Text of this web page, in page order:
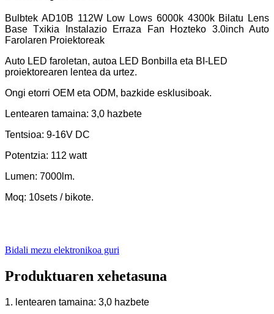
Bulbtek AD10B 112W Low Lows 6000k 4300k Bilatu Lens
Base Txikia Instalazio Erraza Fan Hozteko 3.0inch Auto
Farolaren Proiektoreak
Auto LED faroletan, autoa LED Bonbilla eta BI-LED
proiektorearen lentea da urtez.
Ongi etorri OEM eta ODM, bazkide esklusiboak.
Lentearen tamaina: 3,0 hazbete
Tentsioa: 9-16V DC
Potentzia: 112 watt
Lumen: 7000lm.
Moq: 10sets / bikote.
Bidali mezu elektronikoa guri
Produktuaren xehetasuna
1. lentearen tamaina: 3,0 hazbete